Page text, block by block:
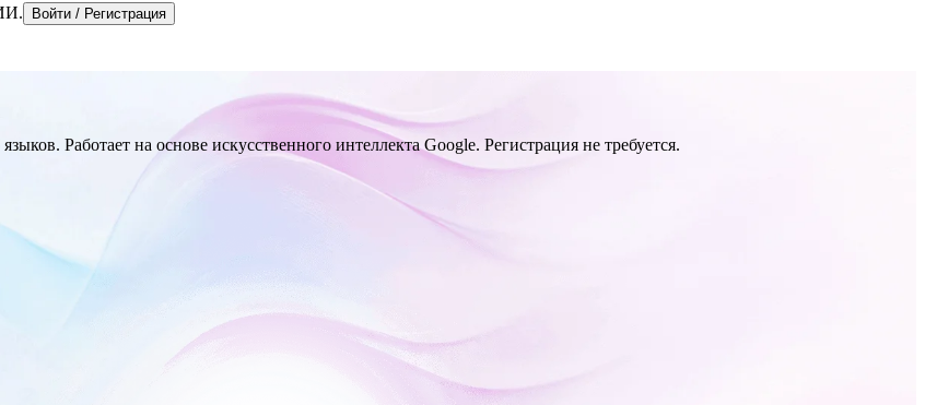
Войти / Регистрация
Работает на основе искусственного интеллекта Google. Регистрация не требуется.